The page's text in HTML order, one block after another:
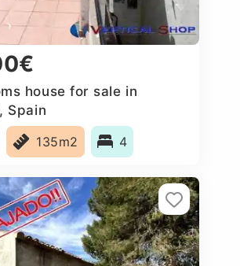
house for sale in
Spain
135m2 4